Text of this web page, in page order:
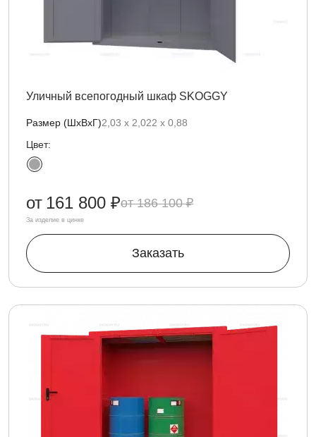
Уличный всепогодный шкаф SKOGGY
Размер (ШхВхГ)2,03 х 2,022 х 0,88
Цвет:
186 100 ₽
от 161 800 ₽
За изделие в цинке
Заказать